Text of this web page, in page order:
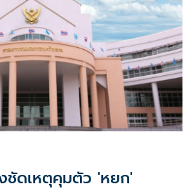
งชัดเหตุคุมตัว 'หยก'